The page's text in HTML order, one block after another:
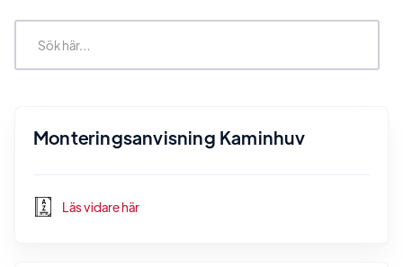
Monteringsanvisning Kaminhuv
Läs vidare här